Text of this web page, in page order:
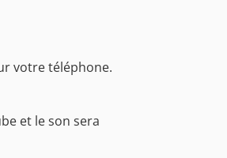
votre téléphone.
et le son sera